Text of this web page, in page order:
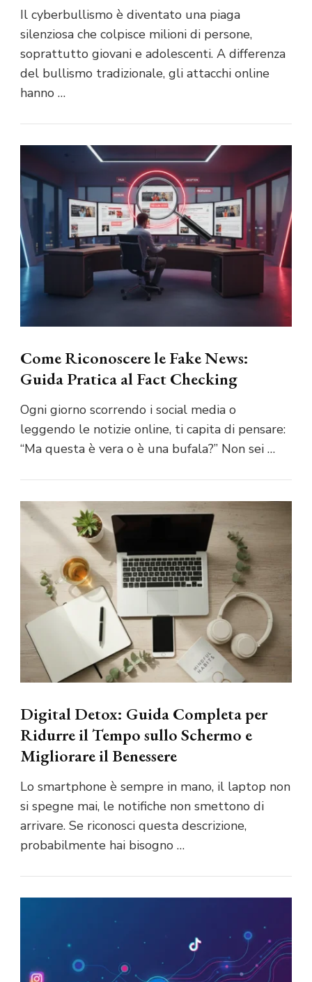
Il cyberbullismo è diventato una piaga
silenziosa che colpisce milioni di persone,
soprattutto giovani e adolescenti. A differenza
del bullismo tradizionale, gli attacchi online
hanno …
Come Riconoscere le Fake News:
Guida Pratica al Fact Checking
Ogni giorno scorrendo i social media o
leggendo le notizie online, ti capita di pensare:
“Ma questa è vera o è una bufala?” Non sei …
Digital Detox: Guida Completa per
Ridurre il Tempo sullo Schermo e
Migliorare il Benessere
Lo smartphone è sempre in mano, il laptop non
si spegne mai, le notifiche non smettono di
arrivare. Se riconosci questa descrizione,
probabilmente hai bisogno …